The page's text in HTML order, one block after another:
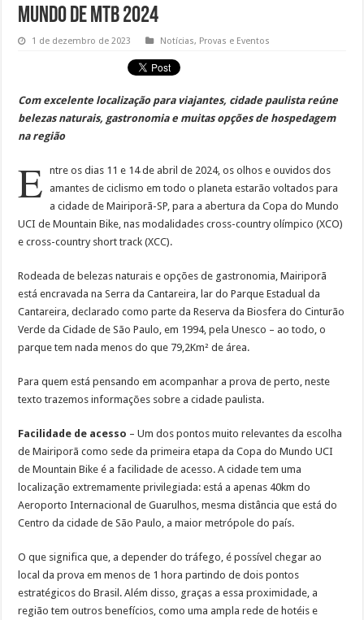
Mundo de MTB 2024
1 de dezembro de 2023 Notícias, Provas e Eventos
Com excelente localização para viajantes, cidade paulista reúne
belezas naturais, gastronomia e muitas opções de hospedagem
na região
E
ntre os dias 11 e 14 de abril de 2024, os olhos e ouvidos dos
amantes de ciclismo em todo o planeta estarão voltados para
a cidade de Mairiporã-SP, para a abertura da Copa do Mundo
UCI de Mountain Bike, nas modalidades cross-country olímpico (XCO)
e cross-country short track (XCC).
Rodeada de belezas naturais e opções de gastronomia, Mairiporã
está encravada na Serra da Cantareira, lar do Parque Estadual da
Cantareira, declarado como parte da Reserva da Biosfera do Cinturão
Verde da Cidade de São Paulo, em 1994, pela Unesco – ao todo, o
parque tem nada menos do que 79,2Km² de área.
Para quem está pensando em acompanhar a prova de perto, neste
texto trazemos informações sobre a cidade paulista.
Facilidade de acesso – Um dos pontos muito relevantes da escolha
de Mairiporã como sede da primeira etapa da Copa do Mundo UCI
de Mountain Bike é a facilidade de acesso. A cidade tem uma
localização extremamente privilegiada: está a apenas 40km do
Aeroporto Internacional de Guarulhos, mesma distância que está do
Centro da cidade de São Paulo, a maior metrópole do país.
O que significa que, a depender do tráfego, é possível chegar ao
local da prova em menos de 1 hora partindo de dois pontos
estratégicos do Brasil. Além disso, graças a essa proximidade, a
região tem outros benefícios, como uma ampla rede de hotéis e